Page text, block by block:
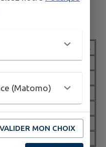
Elus
11h00
-
- -
(Matomo)
VALIDER MON CHOIX